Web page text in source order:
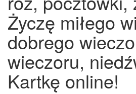
Życzę miłego
dobrego
wieczoru,
Kartkę online!